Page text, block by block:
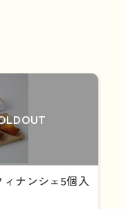
ィナンシェ5個入